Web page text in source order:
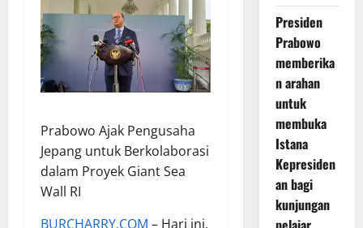
Prabowo Ajak Pengusaha
Jepang untuk Berkolaborasi
dalam Proyek Giant Sea
Wall RI
BURCHARRY.COM – Hari ini,
Presiden
Prabowo
memberika
n arahan
untuk
membuka
Istana
Kepresiden
an bagi
kunjungan